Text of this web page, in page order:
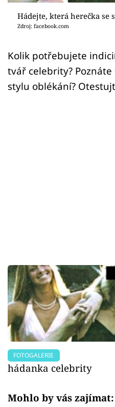
Videa
Sledujte prima+
Přihlášení
Hádejte, která herečka se
Zdroj: facebook.com
Kolik potřebujete
tvář celebrity?
stylu oblékání?
FOTOGALERIE
hádanka celebrity
Mohlo by vás zajímat: